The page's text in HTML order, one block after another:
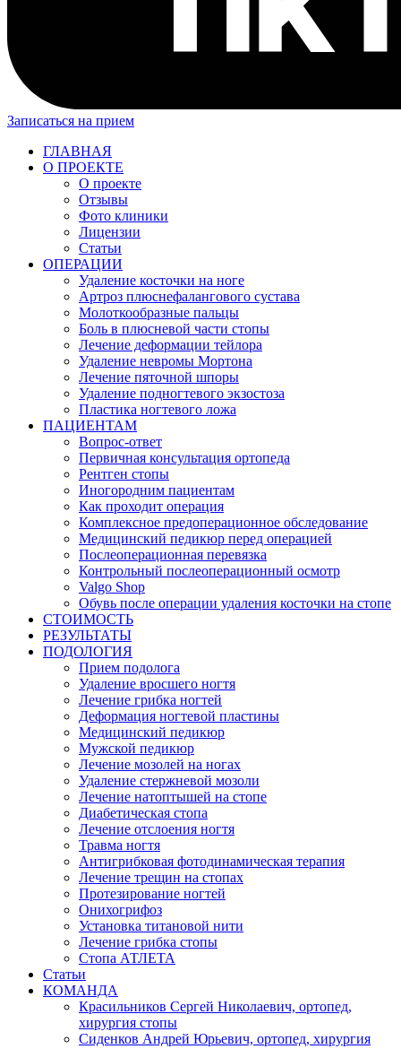
Записаться на прием
ГЛАВНАЯ
О ПРОЕКТЕ
О проекте
Отзывы
Фото клиники
Лицензии
Статьи
ОПЕРАЦИИ
Удаление косточки на ноге
Артроз плюснефалангового сустава
Молоткообразные пальцы
Боль в плюсневой части стопы
Лечение деформации тейлора
Удаление невромы Мортона
Лечение пяточной шпоры
Удаление подногтевого экзостоза
Пластика ногтевого ложа
ПАЦИЕНТАМ
Вопрос-ответ
Первичная консультация ортопеда
Рентген стопы
Иногородним пациентам
Как проходит операция
Комплексное предоперационное обследование
Медицинский педикюр перед операцией
Послеоперационная перевязка
Контрольный послеоперационный осмотр
Valgo Shop
Обувь после операции удаления косточки на стопе
СТОИМОСТЬ
РЕЗУЛЬТАТЫ
ПОДОЛОГИЯ
Прием подолога
Удаление вросшего ногтя
Лечение грибка ногтей
Деформация ногтевой пластины
Медицинский педикюр
Мужской педикюр
Лечение мозолей на ногах
Удаление стержневой мозоли
Лечение натоптышей на стопе
Диабетическая стопа
Лечение отслоения ногтя
Травма ногтя
Антигрибковая фотодинамическая терапия
Лечение трещин на стопах
Протезирование ногтей
Онихогрифоз
Установка титановой нити
Лечение грибка стопы
Стопа АТЛЕТА
Статьи
КОМАНДА
Красильников Сергей Николаевич, ортопед,
хирургия стопы
Сиденков Андрей Юрьевич, ортопед, хирургия